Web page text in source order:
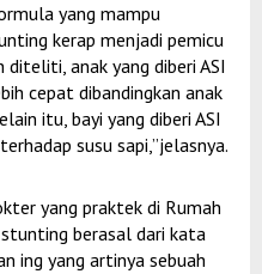
yang mampu
kerap menjadi pemicu
diteliti, anak yang diberi ASI
cepat dibandingkan anak
itu, bayi yang diberi ASI
susu sapi,”jelasnya.
yang praktek di Rumah
berasal dari kata
ing yang artinya sebuah